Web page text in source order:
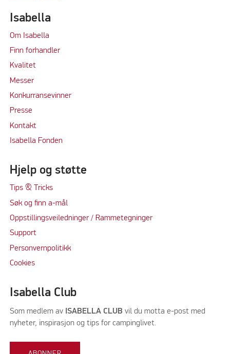
Isabella
Om Isabella
Finn forhandler
Kvalitet
Messer
Konkurransevinner
Presse
Kontakt
Isabella Fonden
Hjelp og støtte
Tips & Tricks
Søk og finn a-mål
Oppstillingsveiledninger / Rammetegninger
Support
Personvernpolitikk
Cookies
Isabella Club
Som medlem avISABELLA CLUB vil du motta e-post med
nyheter, inspirasjon og tips for campinglivet.